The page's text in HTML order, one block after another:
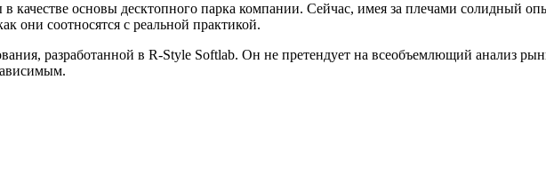
основы десктопного парка компании. Сейчас, имея за плечами солидный
они соотносятся с реальной практикой.
разработанной в R‑Style Softlab. Он не претендует на всеобъемлющий анализ